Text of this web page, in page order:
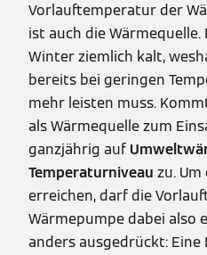
Vorlauftemperatur der
ist auch die
Winter ziemlich kalt,
bereits bei geringen
mehr leisten muss.
als Wärmequelle zum
ganzjährig auf
Temperaturniveau zu.
erreichen, darf die
Wärmepumpe dabei also
anders ausgedrückt: